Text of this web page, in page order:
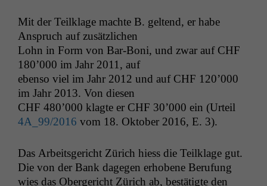
Mit der Teilk­lage machte B. gel­tend, er habe
Anspruch auf zusätzlichen
Lohn in Form von Bar-Boni, und zwar auf CHF
180’000 im Jahr 2011, auf
eben­so viel im Jahr 2012 und auf CHF 120’000
im Jahr 2013. Von diesen
CHF 480’000 klagte er CHF 30’000 ein (Urteil
4A_99/2016 vom 18. Okto­ber 2016, E. 3).
Das Arbeits­gericht Zürich hiess die Teilk­lage gut.
Die von der Bank dage­gen erhobene Beru­fung
wies das Oberg­ericht Zürich ab, bestätigte den